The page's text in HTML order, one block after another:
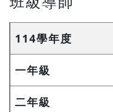
114學年度
一年級
二年級